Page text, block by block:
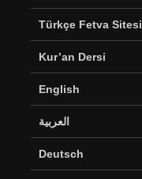
Türkçe Fetva Sitesi
Kur’an Dersi
English
العربية
Deutsch